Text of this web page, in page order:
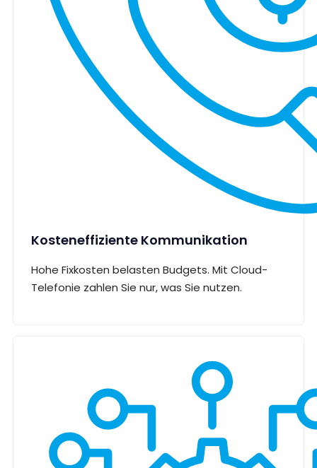
Kosteneffiziente Kommunikation
Hohe Fixkosten belasten Budgets. Mit Cloud-
Telefonie zahlen Sie nur, was Sie nutzen.